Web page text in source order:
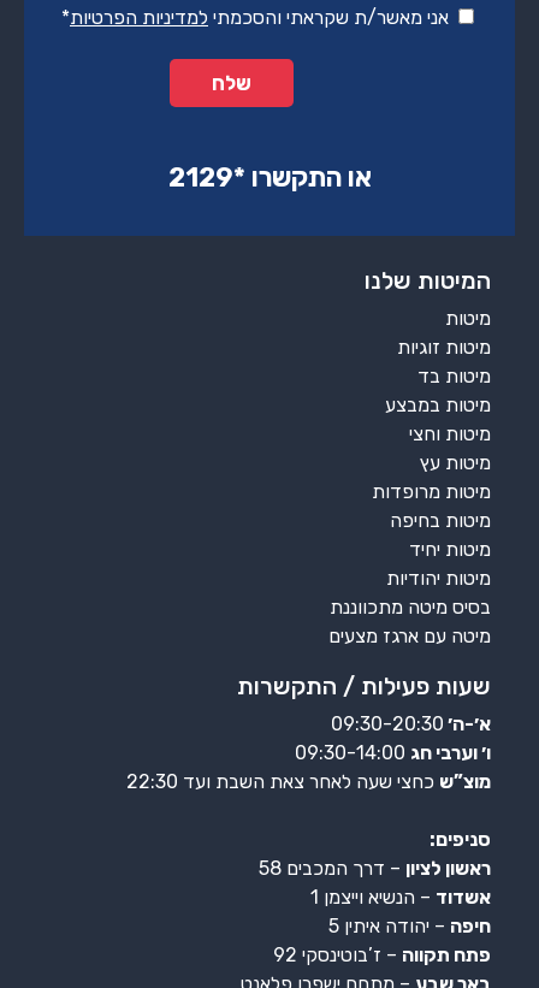
אני מאשר/ת שקראתי והסכמתי למדיניות הפרטיות*
או התקשרו ‏*2129‏
המיטות שלנו
מיטות
מיטות זוגיות
מיטות בד
מיטות במבצע
מיטות וחצי
מיטות עץ
מיטות מרופדות
מיטות בחיפה
מיטות יחיד
מיטות יהודיות
בסיס מיטה מתכווננת
מיטה עם ארגז מצעים
שעות פעילות / התקשרות
א׳-ה׳ 09:30-20:30
ו׳ וערבי חג
מוצ”ש כחצי שעה לאחר צאת השבת ועד 22:30
סניפים:
ראשון לציון – דרך המכבים 58
אשדוד – הנשיא וייצמן 1
חיפה – יהודה איתין 5
פתח תקווה – ז’בוטינסקי 92